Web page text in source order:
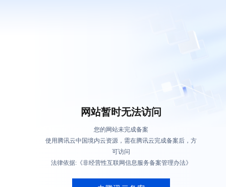
网站暂时无法访问
您的网站未完成备案
使用腾讯云中国境内云资源，需在腾讯云完成备案后，方
可访问
法律依据:《非经营性互联网信息服务备案管理办法》